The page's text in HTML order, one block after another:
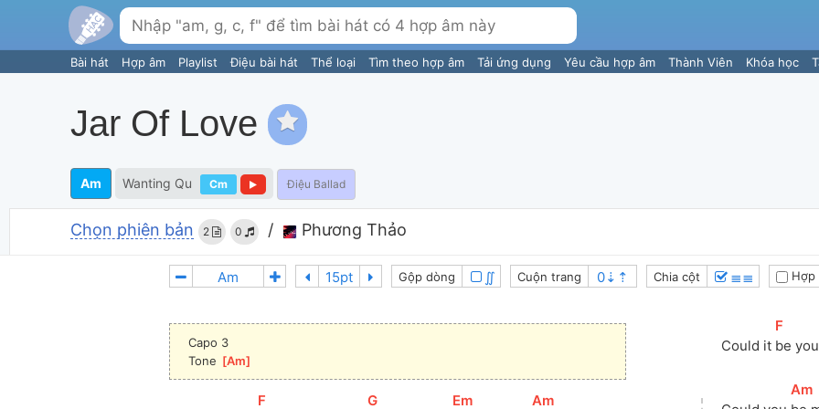
Bài hát Hợp âm Playlist Điệu bài hát Thể loại Tìm theo hợp âm Tải ứng dụng Yêu cầu hợp âm Thành Viên Khóa học
Jar Of Love
Am Wanting Qu Cm Điệu Ballad
Chọn phiên bản 2 0 / Phương Thảo
Gộp dòng ∬ Cuộn trang Chia cột ≣≣ Hợp
Capo 3
Tone [Am
[F [
G [Em [
Am
Could it
[F
be
[
Am